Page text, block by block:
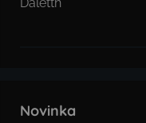
Novinka